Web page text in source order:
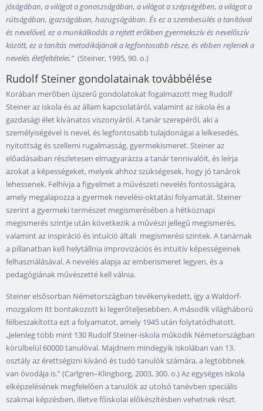
jóságában, a világot a gonoszságában, a világot a szépségében, a világot a
rútságában, igazságában, hazugságában. És ez a szembesülés a tanítóval
és nevelővel, ez a munkálkodás a rejtett erőkben gyermekszív és nevelőszív
között, ez a tanítás metodikájának a legfontosabb része, és ebben rejlenek a
nevelés életfeltételei.”(Steiner, 1995, 90. o.)
Rudolf Steiner gondolatainak továbbélése
Korában merőben újszerű gondolatokat fogalmazott meg Rudolf
Steiner az iskola és az állam kapcsolatáról, valamint az iskola és a
gazdasági élet kívánatos viszonyáról. A tanár szerepéről, aki a
személyiségével is nevel, és legfontosabb tulajdonágai a lelkesedés,
nyitottság és szellemi rugalmasság, gyermekismeret. Steiner az
előadásaiban részletesen elmagyarázza a tanár tennivalóit, és leírja
azokat a képességeket, melyek ahhoz szükségesek, hogy jó tanárok
lehessenek. Felhívja a figyelmet a művészeti nevelés fontosságára,
amely megalapozza a gyermek nevelési-oktatási folyamatát. Steiner
szerint a gyermeki természet megismerésében a hétköznapi
megismerés szintje után következik a művészi jellegű megismerés,
valamint az inspiráció és intuíció általi megismerési szintek. A tanárnak
a pillanatban kell helytállnia improvizációs és intuitív képességeinek
felhasználásával. A nevelés alapja az emberismeret legyen, és a
pedagógiának művészetté kell válnia.
Steiner elsősorban Németországban tevékenykedett, így a Waldorf-
mozgalom itt bontakozott ki legerőteljesebben. A második világháború
félbeszakította ezt a folyamatot, amely 1945 után folytatódhatott.
„Jelenleg több mint 130 Rudolf Steiner-iskola működik Németországban
körülbelül 60000 tanulóval. Majdnem mindegyik iskolában van 13.
osztály az érettségizni kívánó és tudó tanulók számára, a legtöbbnek
van óvodája is.” (Carlgren–Klingborg, 2003, 300. o.) Az egységes iskola
elképzelésének megfelelően a tanulók az utolsó tanévben speciális
szakmai képzésben, illetve főiskolai előkészítésben vehetnek részt.